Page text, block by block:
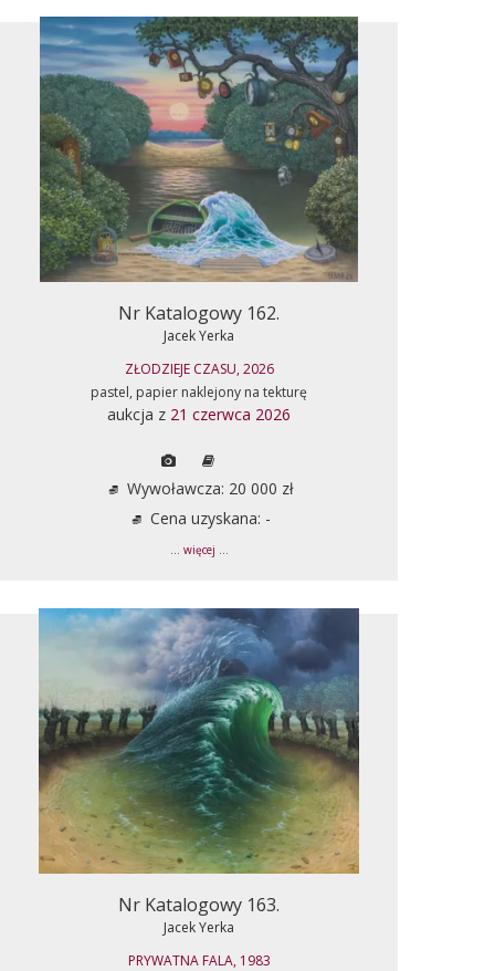
Nr Katalogowy 162.
Jacek Yerka
ZŁODZIEJE CZASU, 2026
pastel, papier naklejony na tekturę
aukcja z 21 czerwca 2026
Wywoławcza: 20 000 zł
Cena uzyskana: -
... więcej ...
Nr Katalogowy 163.
Jacek Yerka
PRYWATNA FALA, 1983